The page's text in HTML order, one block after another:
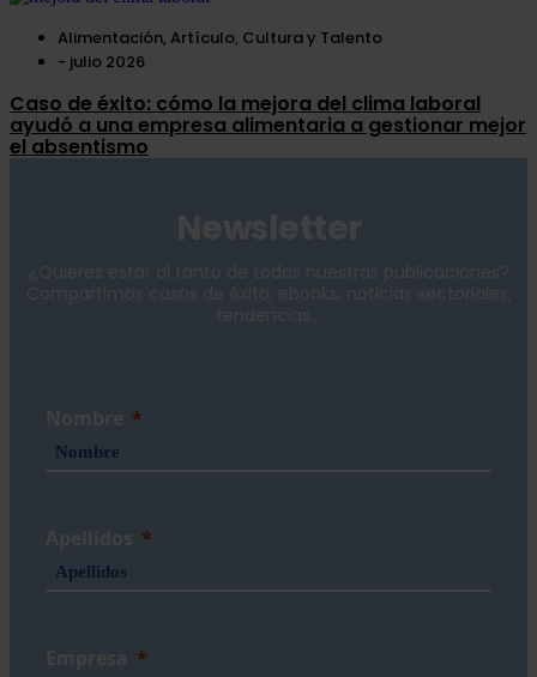
Alimentación, Artículo, Cultura y Talento
- julio 2026
Caso de éxito: cómo la mejora del clima laboral
ayudó a una empresa alimentaria a gestionar mejor
el absentismo